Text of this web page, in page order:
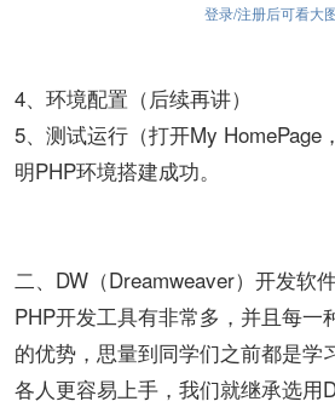
登录/注册后可看大
4、环境配置（后续再讲）
5、测试运行（打开My HomePage
明PHP环境搭建成功。
二、DW（Dreamweaver）开发软
PHP开发工具有非常多，并且每一
的优势，思量到同学们之前都是学
各人更容易上手，我们就继承选用